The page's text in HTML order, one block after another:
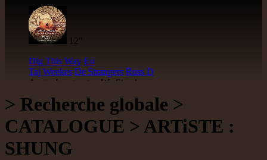
12"
Dig This Way Eu
Taj Weekes De Strangers Russ D
Angry Language - We Stand
14.95€
12"
Roots Tribe
> Recherche globale >
CATALOGUE > ARTiSTE :
SHUNG